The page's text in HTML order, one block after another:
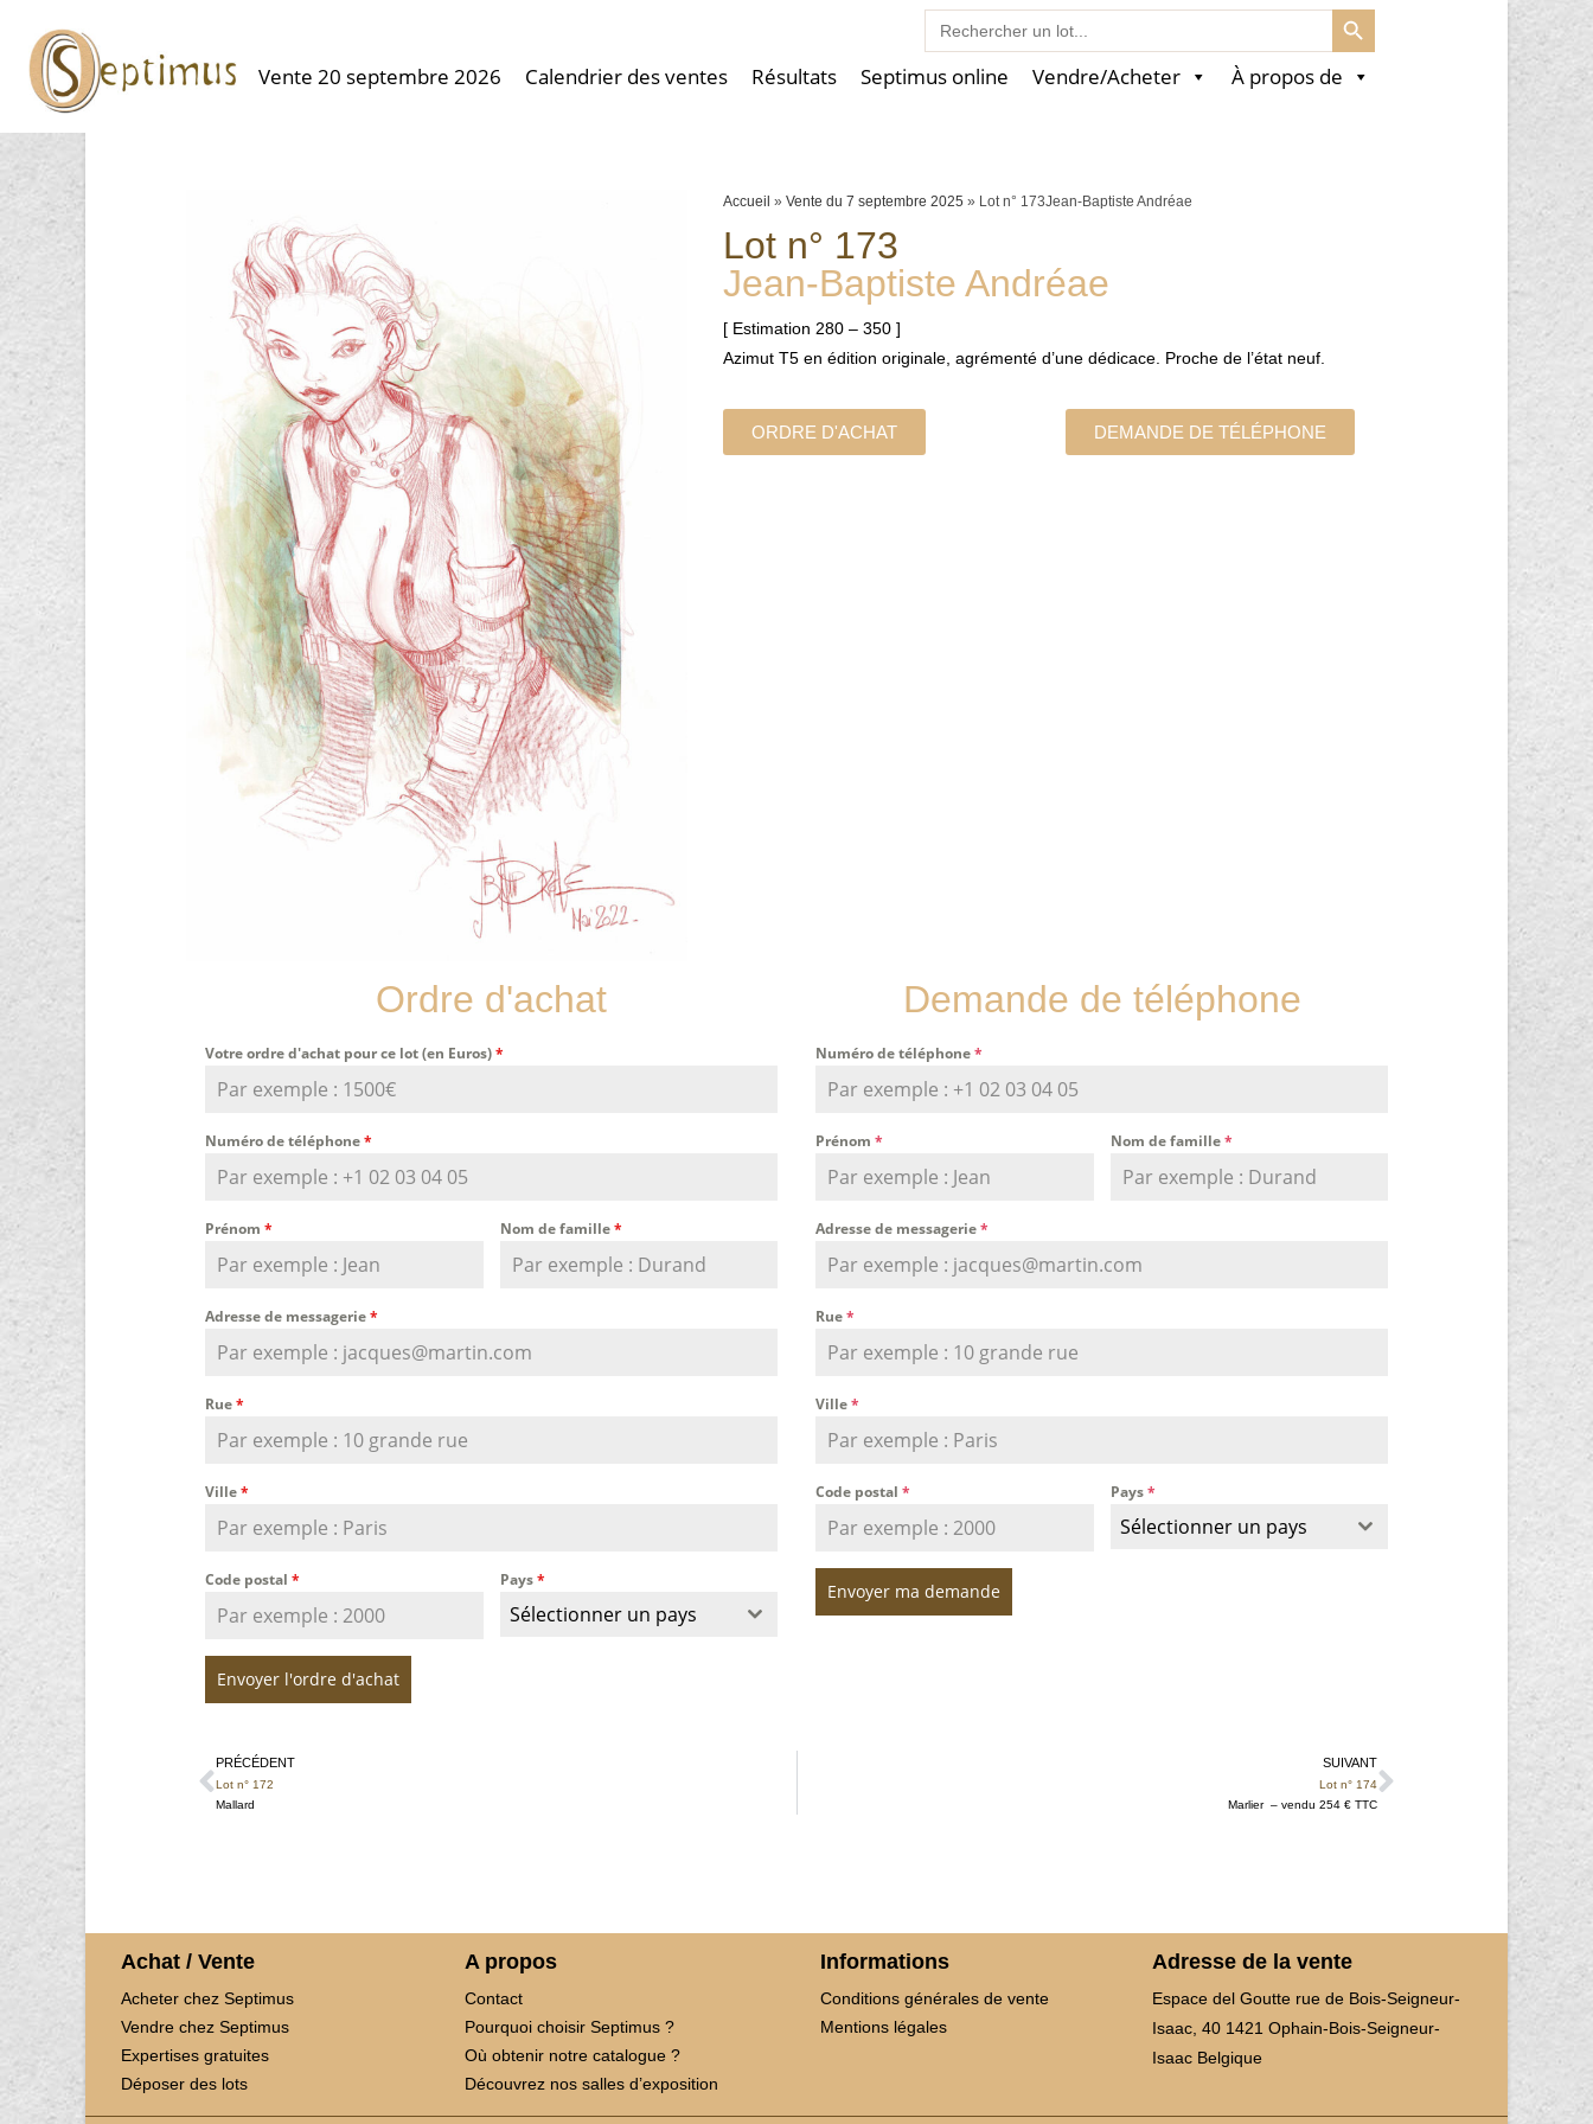
Search
for:
SEARCH BUTTON
Vente 20 septembre 2026 Calendrier des ventes Résultats Septimus online Vendre/Acheter À propos de
Accueil »Vente du 7 septembre 2025 » Lot n° 173Jean-Baptiste Andréae
Lot n° 173
Jean-Baptiste Andréae
[ Estimation 280 – 350 ]
Azimut T5 en édition originale, agrémenté d’une dédicace. Proche de l’état neuf.
ORDRE D'ACHAT DEMANDE DE TÉLÉPHONE
Ordre d'achat
Votre ordre d'achat pour ce lot (en Euros)*
Numéro de téléphone*
Prénom * Nom de famille*
Adresse de messagerie*
Rue*
Ville*
Code postal * Pays*
Sélectionner un pays
Envoyer l'ordre d'achat
Demande de téléphone
Numéro de téléphone*
Prénom * Nom de famille*
Adresse de messagerie*
Rue*
Ville*
Code postal * Pays*
Sélectionner un pays
Envoyer ma demande
PRÉCÉDENT
Lot n° 172
Mallard
SUIVANT
Lot n° 174
Marlier – vendu 254 € TTC
Achat / Vente
Acheter chez Septimus
Vendre chez Septimus
Expertises gratuites
Déposer des lots
A propos
Contact
Pourquoi choisir Septimus ?
Où obtenir notre catalogue ?
Découvrez nos salles d’exposition
Informations
Conditions générales de vente
Mentions légales
Adresse de la vente
Espace del Goutte rue de Bois-Seigneur-
Isaac, 40 1421 Ophain-Bois-Seigneur-
Isaac Belgique